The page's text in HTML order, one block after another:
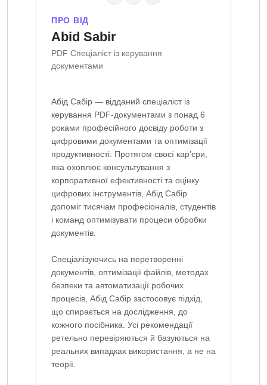
ПРО ВІД
Abid Sabir
PDF Спеціаліст із керування
документами
Абід Сабір — відданий спеціаліст із
керування PDF-документами з понад 6
роками професійного досвіду роботи з
цифровими документами та оптимізації
продуктивності. Протягом своєї кар’єри,
яка охоплює консультування з
корпоративної ефективності та оцінку
цифрових інструментів, Абід Сабір
допоміг тисячам професіоналів, студентів
і команд оптимізувати процеси обробки
документів.
Спеціалізуючись на перетворенні
документів, оптимізації файлів, методах
безпеки та автоматизації робочих
процесів, Абід Сабір застосовує підхід,
що спирається на дослідження, до
кожного посібника. Усі рекомендації
ретельно перевіряються й базуються на
реальних випадках використання, а не на
теорії.